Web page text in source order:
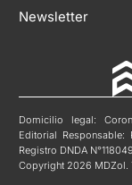
Newsletter
Domicilio legal:
Editorial Responsable:
Registro DNDA
Copyright 2026 MDZol.